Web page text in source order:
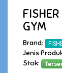
GYM
Brand:
Jenis
Stok: